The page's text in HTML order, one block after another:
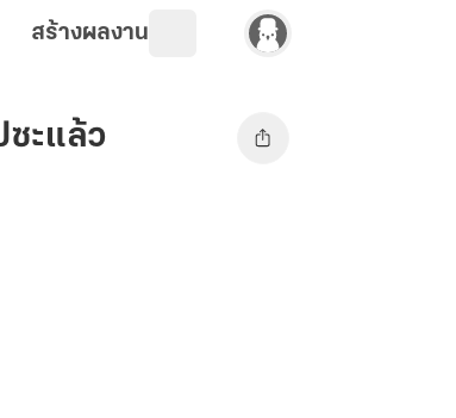
สร้างผลงาน
ซะแล้ว